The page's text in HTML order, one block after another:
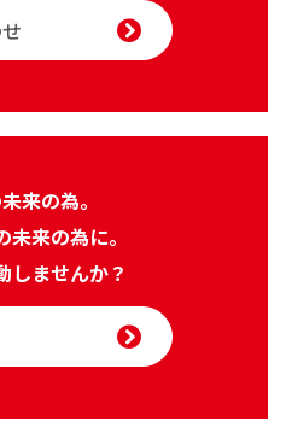
来の為。
未来の為に。
しませんか？